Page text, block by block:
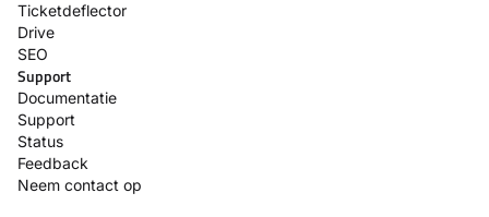
Ticketdeflector
Drive
SEO
Support
Documentatie
Support
Status
Feedback
Neem contact op